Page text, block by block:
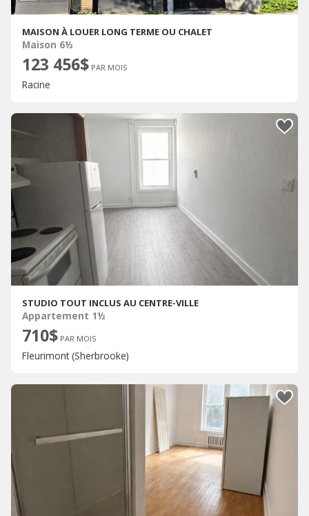
MAISON À LOUER LONG TERME OU CHALET
Maison 6½
123 456$ PAR MOIS
Racine
STUDIO TOUT INCLUS AU CENTRE-VILLE
Appartement 1½
710$ PAR MOIS
Fleurimont (Sherbrooke)